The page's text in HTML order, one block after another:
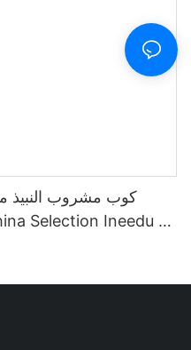
كوب مشروب النبيذ من